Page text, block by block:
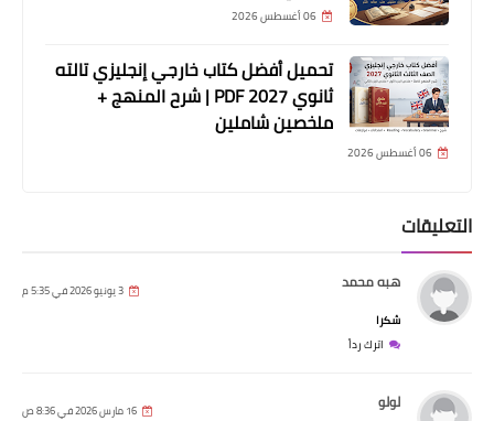
06 أغسطس 2026
تحميل أفضل كتاب خارجي إنجليزي تالته
ثانوي 2027 PDF | شرح المنهج +
ملخصين شاملين
06 أغسطس 2026
التعليقات
هبه محمد 3 يونيو 2026 في 5:35 م
شكرا
اترك رداً
لولو 16 مارس 2026 في 8:36 ص